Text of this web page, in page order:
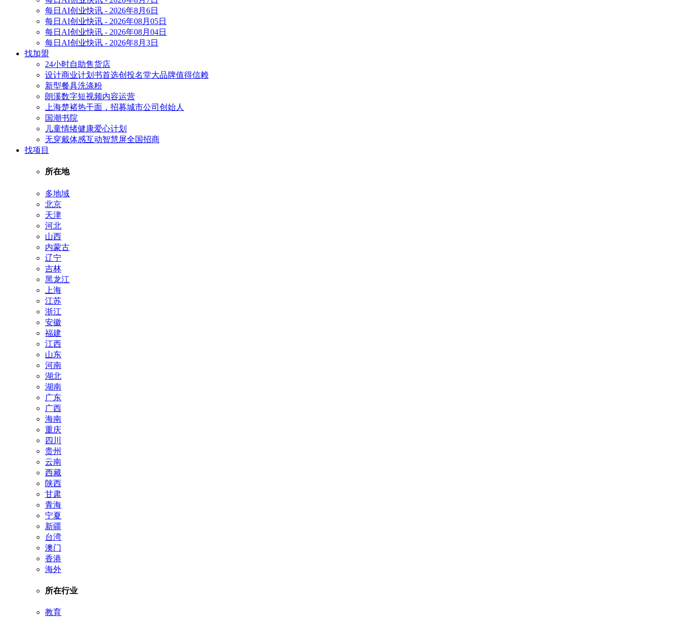
每日AI创业快讯 - 2026年8月6日
每日AI创业快讯 - 2026年08月05日
每日AI创业快讯 - 2026年08月04日
每日AI创业快讯 - 2026年8月3日
找加盟
24小时自助售货店
设计商业计划书首选创投名堂大品牌值得信赖
新型餐具洗涤粉
朗溪数字短视频内容运营
上海楚褚热干面，招募城市公司创始人
国潮书院
儿童情绪健康爱心计划
无穿戴体感互动智慧屏全国招商
找项目
所在地
多地域
北京
天津
河北
山西
内蒙古
辽宁
吉林
黑龙江
上海
江苏
浙江
安徽
福建
江西
山东
河南
湖北
湖南
广东
广西
海南
重庆
四川
贵州
云南
西藏
陕西
甘肃
青海
宁夏
新疆
台湾
澳门
香港
海外
所在行业
教育